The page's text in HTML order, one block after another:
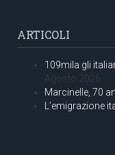
ARTICOLI
109mila gli
Agosto 2026
Marcinelle, 70
L’emigrazione